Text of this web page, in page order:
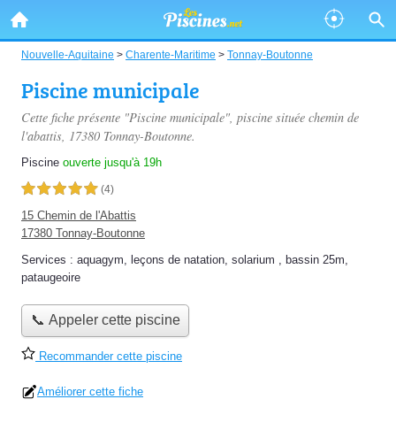
Nouvelle-Aquitaine > Charente-Maritime > Tonnay-Boutonne
Piscine municipale
Cette fiche présente "Piscine municipale", piscine située chemin de
l'abattis, 17380 Tonnay-Boutonne.
Piscine ouverte jusqu'à 19h
5,0 étoiles sur 5 (4)
15 Chemin de l'Abattis
17380 Tonnay-Boutonne
Services : aquagym, leçons de natation, solarium , bassin 25m,
pataugeoire
📞 Appeler cette piscine
Recommander cette piscine
Améliorer cette fiche